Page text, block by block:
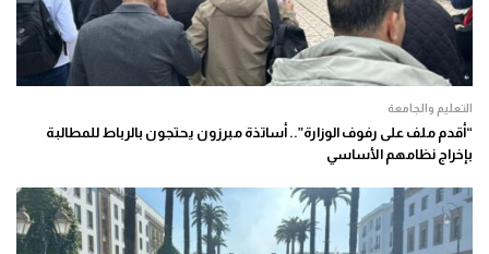
التعليم والجامعة
“أقدم ملف على رفوف الوزارة”.. أساتذة مبرزون يحتجون بالرباط للمطالبة
بإخراج نظامهم الأساسي